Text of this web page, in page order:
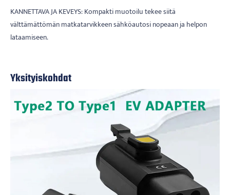
KANNETTAVA JA KEVEYS: Kompakti muotoilu tekee siitä
välttämättömän matkatarvikkeen sähköautosi nopeaan ja helpon
lataamiseen.
Yksityiskohdat